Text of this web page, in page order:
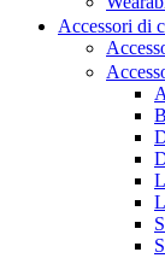
Accessori di